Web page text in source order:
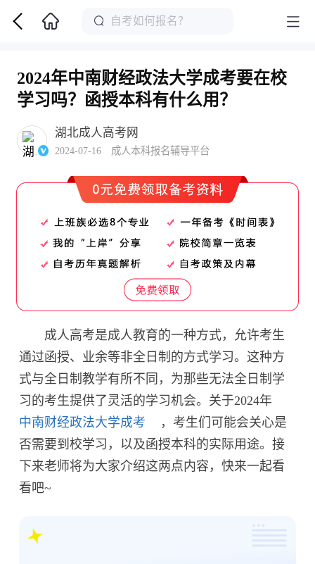
2024年中南财经政法大学成考要在校
学习吗？函授本科有什么用？
湖北成人高考网
2024-07-16 成人本科报名辅导平台
成人高考是成人教育的一种方式，允许考生
通过函授、业余等非全日制的方式学习。这种方
式与全日制教学有所不同，为那些无法全日制学
习的考生提供了灵活的学习机会。关于2024年
中南财经政法大学成考
，考生们可能会关心是
否需要到校学习，以及函授本科的实际用途。接
下来老师将为大家介绍这两点内容，快来一起看
看吧~